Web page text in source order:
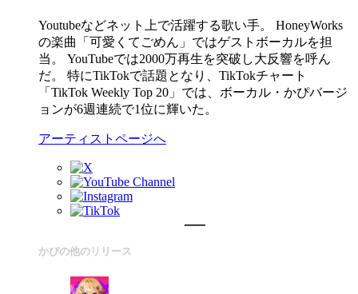
Youtubeなどネット上で活躍する歌い手。 HoneyWorks
の楽曲「可愛くてごめん」ではゲストボーカルを担
当。 YouTubeでは2000万再生を突破し大反響を呼ん
だ。 特にTikTokで話題となり、TikTokチャート
「TikTok Weekly Top 20」では、ボーカル・かぴバージ
ョンが6週連続で1位に輝いた。
アーティストページへ
かぴの他のリリース